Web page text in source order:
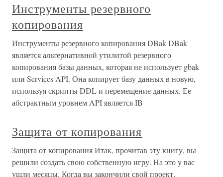
Инструменты резервного
копирования
Инструменты резервного копирования DBak DBak
является альтернативной утилитой резервного
копирования базы данных, которая не использует gbak
или Services API. Она копирует базу данных в новую,
используя скрипты DDL и перемещение данных. Ее
абстрактным уровнем API является IB
Защита от копирования
Защита от копирования Итак, прочитав эту книгу, вы
решили создать свою собственную игру. На это у вас
ушли месяцы. Когда вы закончили свой проект,